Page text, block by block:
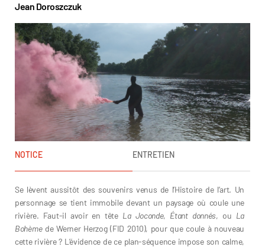
Jean Doroszczuk
NOTICE ENTRETIEN
Se lèvent aussitôt des souvenirs venus de l’Histoire de l’art. Un
personnage se tient immobile devant un paysage où coule une
rivière. Faut-il avoir en tête La Joconde, Étant donnés, ou La
Bohèmede Werner Herzog (FID 2010), pour que coule à nouveau
cette rivière ? L’évidence de ce plan-séquence impose son calme,